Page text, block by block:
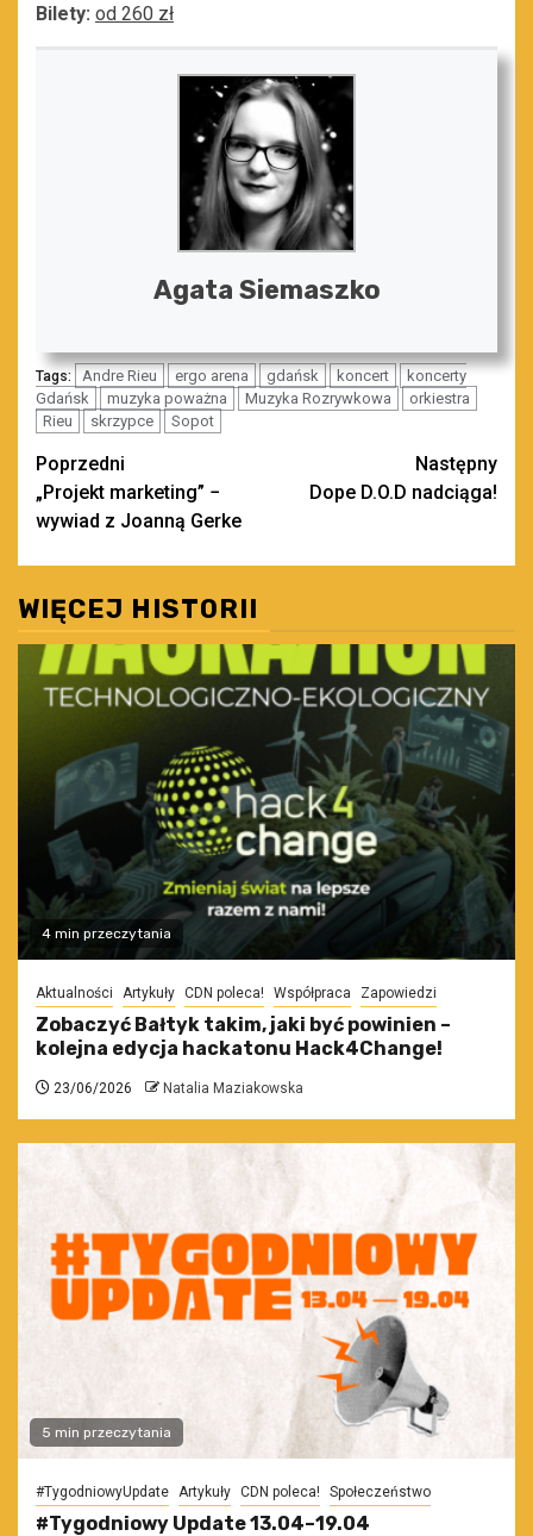
Bilety: od 260 zł
Agata Siemaszko
Tags: Andre Rieu ergo arena gdańsk koncert
koncerty
Gdańsk
muzyka poważna Muzyka Rozrywkowa
orkiestra
Rieu
skrzypce Sopot
Zobacz
wpisy
Poprzedni
„Projekt marketing” −
wywiad z Joanną Gerke
Następny
Dope D.O.D nadciąga!
WIĘCEJ HISTORII
4 min przeczytania
Aktualności Artykuły CDN poleca! Współpraca Zapowiedzi
Zobaczyć Bałtyk takim, jaki być powinien –
kolejna edycja hackatonu Hack4Change!
23/06/2026 Natalia Maziakowska
5 min przeczytania
#TygodniowyUpdate Artykuły CDN poleca! Społeczeństwo
#Tygodniowy Update 13.04–19.04